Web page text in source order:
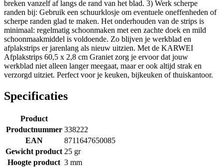
breken vanzelf af langs de rand van het blad. 3) Werk scherpe
randen bij: Gebruik een schuurklosje om eventuele oneffenheden of
scherpe randen glad te maken. Het onderhouden van de strips is
minimaal: regelmatig schoonmaken met een zachte doek en mild
schoonmaakmiddel is voldoende. Zo blijven je werkblad en
afplakstrips er jarenlang als nieuw uitzien. Met de KARWEI
Afplakstrips 60,5 x 2,8 cm Graniet zorg je ervoor dat jouw
werkblad niet alleen langer meegaat, maar er ook altijd strak en
verzorgd uitziet. Perfect voor je keuken, bijkeuken of thuiskantoor.
Specificaties
Product
Productnummer 338222
EAN
8711647650085
Gewicht product 25 gr
Hoogte product 3 mm